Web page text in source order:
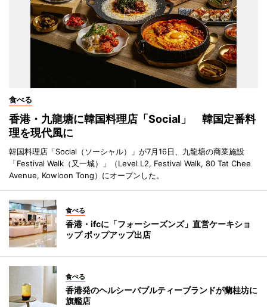
食べる
香港・九龍塘に韓国料理店「Social」 韓国定番料
理を現代風に
韓国料理店「Social（ソーシャル）」が7月16日、九龍塘の商業施設
「Festival Walk（又一城）」（Level L2, Festival Walk, 80 Tat Chee
Avenue, Kowloon Tong）にオープンした。
食べる
香港・ifcに「フォーシーズンズ」直営ケーキショ
ップ ポップアップ出店
食べる
香港発のヘルシーバブルティーブランドが蘭桂坊に
旗艦店